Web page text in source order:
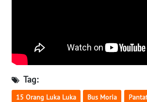
Tag:
15 Orang Luka Luka Bus Moria
SULUT
WN
MALUKU